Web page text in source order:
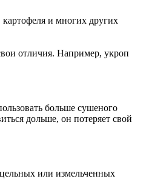
и многих других
отличия. Например, укроп
больше сушеного
дольше, он потеряет свой
или измельченных